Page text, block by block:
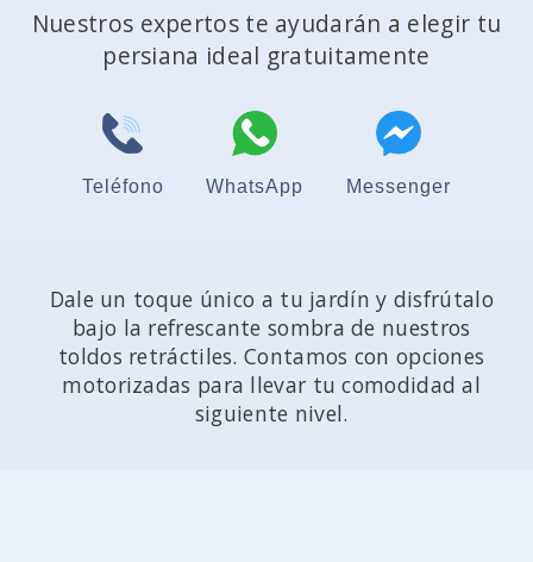
Nuestros expertos te ayudarán a elegir tu
persiana ideal gratuitamente
Teléfono WhatsApp Messenger
Dale un toque único a tu jardín y disfrútalo
bajo la refrescante sombra de nuestros
toldos retráctiles. Contamos con opciones
motorizadas para llevar tu comodidad al
siguiente nivel.